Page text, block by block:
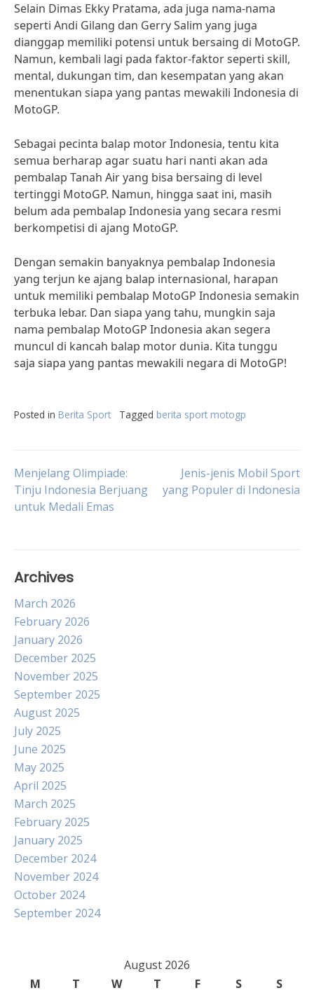
Selain Dimas Ekky Pratama, ada juga nama-nama
seperti Andi Gilang dan Gerry Salim yang juga
dianggap memiliki potensi untuk bersaing di MotoGP.
Namun, kembali lagi pada faktor-faktor seperti skill,
mental, dukungan tim, dan kesempatan yang akan
menentukan siapa yang pantas mewakili Indonesia di
MotoGP.
Sebagai pecinta balap motor Indonesia, tentu kita
semua berharap agar suatu hari nanti akan ada
pembalap Tanah Air yang bisa bersaing di level
tertinggi MotoGP. Namun, hingga saat ini, masih
belum ada pembalap Indonesia yang secara resmi
berkompetisi di ajang MotoGP.
Dengan semakin banyaknya pembalap Indonesia
yang terjun ke ajang balap internasional, harapan
untuk memiliki pembalap MotoGP Indonesia semakin
terbuka lebar. Dan siapa yang tahu, mungkin saja
nama pembalap MotoGP Indonesia akan segera
muncul di kancah balap motor dunia. Kita tunggu
saja siapa yang pantas mewakili negara di MotoGP!
Posted in Berita Sport Tagged berita sport motogp
Post
navigation
Menjelang Olimpiade:
Tinju Indonesia Berjuang
untuk Medali Emas
Jenis-jenis Mobil Sport
yang Populer di Indonesia
Archives
March 2026
February 2026
January 2026
December 2025
November 2025
September 2025
August 2025
July 2025
June 2025
May 2025
April 2025
March 2025
February 2025
January 2025
December 2024
November 2024
October 2024
September 2024
August 2026
M
T W T F S S